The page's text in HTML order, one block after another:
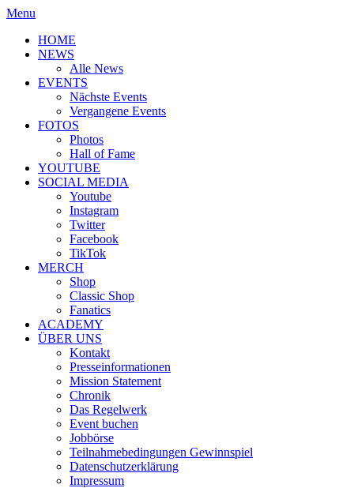
Menu
HOME
NEWS
Alle News
EVENTS
Nächste Events
Vergangene Events
FOTOS
Photos
Hall of Fame
YOUTUBE
SOCIAL MEDIA
Youtube
Instagram
Twitter
Facebook
TikTok
MERCH
Shop
Classic Shop
Fanatics
ACADEMY
ÜBER UNS
Kontakt
Presseinformationen
Mission Statement
Chronik
Das Regelwerk
Event buchen
Jobbörse
Teilnahmebedingungen Gewinnspiel
Datenschutzerklärung
Impressum